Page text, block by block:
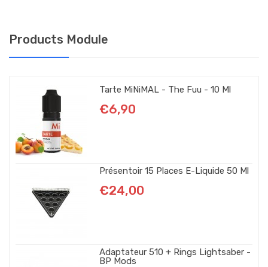
Products Module
Tarte MiNiMAL - The Fuu - 10 Ml
€6,90
Présentoir 15 Places E-Liquide 50 Ml
€24,00
Adaptateur 510 + Rings Lightsaber -
BP Mods